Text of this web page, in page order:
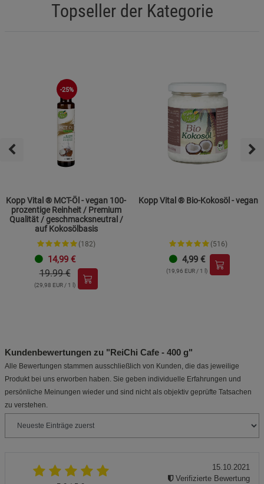
Topseller der Kategorie
-25%
Kopp Vital ® MCT-Öl - vegan 100-
prozentige Reinheit / Premium
Qualität / geschmacksneutral /
auf Kokosölbasis
(182)
14,99 €
19.99 €
(29,98 EUR / 1 l)
Kopp Vital ® Bio-Kokosöl - vegan
(516)
4,99 €
(19,96 EUR / 1 l)
Kundenbewertungen zu "ReiChi Cafe - 400 g"
Alle Bewertungen stammen ausschließlich von Kunden, die das jeweilige
Produkt bei uns erworben haben. Sie geben individuelle Erfahrungen und
persönliche Meinungen wieder und sind nicht als objektiv geprüfte Tatsachen
zu verstehen.
15.10.2021
Verifizierte Bewertung